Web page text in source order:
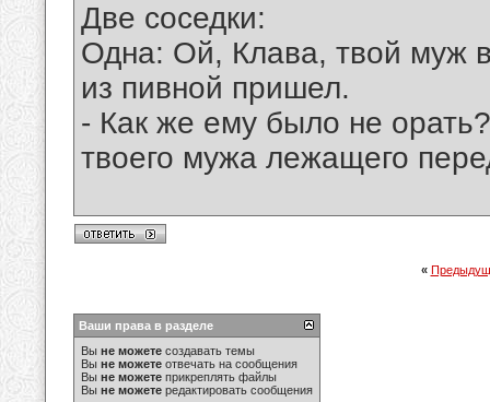
Две соседки:
Одна: Ой, Клава, твой муж
из пивной пришел.
- Как же ему было не
твоего мужа лежащего
«
Ваши права в разделе
Вы не можете создавать темы
Вы не можете отвечать на сообщения
Вы не можете прикреплять файлы
Вы не можете редактировать сообщения